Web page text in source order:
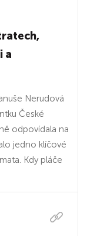
a
Nerudová
České
odpovídala na
jedno klíčové
Kdy pláče